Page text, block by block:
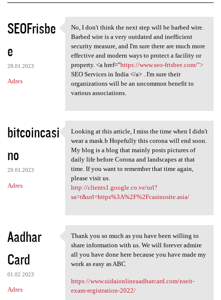
K
o
m
e
n
z
SEOFrisbe
e
28.01.2023
Adres
No, I don't think the next
No, I don't think the next step will be barbed wire.
Barbed wire is a very outdated and inefficient
security measure, and I'm sure there are much more
effective and modern ways to protect a facility or
property. <a href="https://www.seo-frisbee.com/">
SEO Services in India </a> . I'm sure their
organizations will be an uncommon benefit to
various associations.
bitcoincasi
no
29.01.2023
Adres
Looking at this article, I
Looking at this article, I miss the time when I didn't
wear a mask.b Hopefully this corona will end soon.
My blog is a blog that mainly posts pictures of
daily life before Corona and landscapes at that
time. If you want to remember that time again,
please visit us.
http://clients1.google.co.ve/url?
sa=t&url=https%3A%2F%2Fcasinosite.asia/
Aadhar
Card
01.02.2023
Adres
Thank you so much as you have
Thank you so much as you have been willing to
share information with us. We will forever admire
all you have done here because you have made my
work as easy as ABC
https://www.uidaionlineaadharcard.com/nseit-
exam-registration-2022/